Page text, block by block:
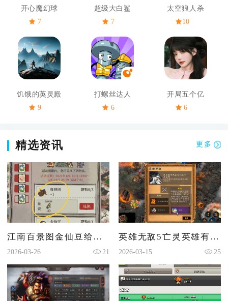
开心魔幻球
7
超级大白鲨
7
太空狼人杀
10
饥饿的英灵殿
9
打螺丝达人
6
开局五个亿
6
精选资讯 更多
江南百景图金仙豆给谁好
2026-03-26 21
英雄无敌5亡灵英雄有什么技能
2026-03-15 25